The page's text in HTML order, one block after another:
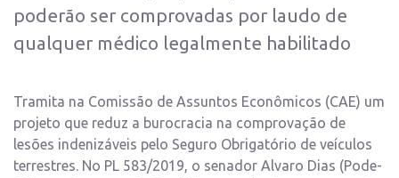
poderão ser comprovadas por laudo de
qualquer médico legalmente habilitado
Tramita na Comissão de Assuntos Econômicos (CAE) um
projeto que reduz a burocracia na comprovação de
lesões indenizáveis pelo Seguro Obrigatório de veículos
terrestres. No PL 583/2019, o senador Alvaro Dias (Pode-